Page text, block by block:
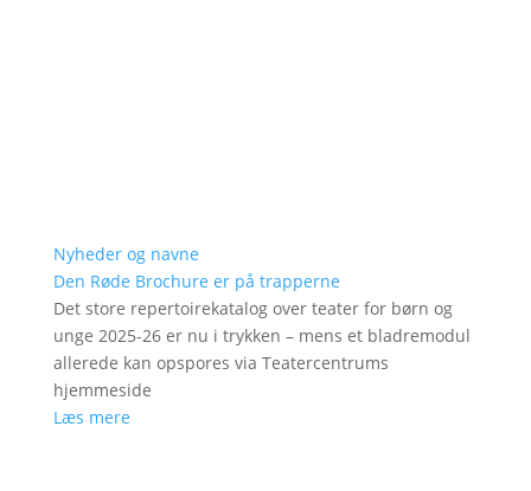
Nyheder og navne
Den Røde Brochure er på trapperne
Det store repertoirekatalog over teater for børn og
unge 2025-26 er nu i trykken – mens et bladremodul
allerede kan opspores via Teatercentrums
hjemmeside
Læs mere